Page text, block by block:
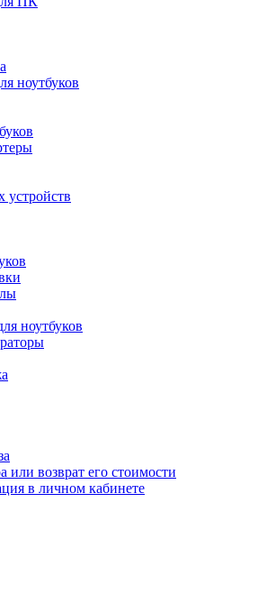
ноутбуков
устройств
ноутбуков
или возврат его стоимости
в личном кабинете